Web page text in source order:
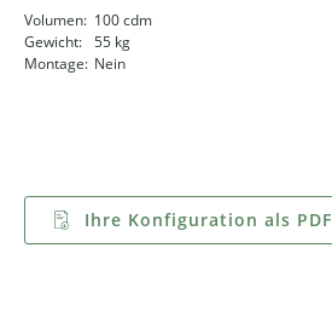
Volumen: 100 cdm
Gewicht: 55 kg
Montage: Nein
Ihre Konfiguration als PDF